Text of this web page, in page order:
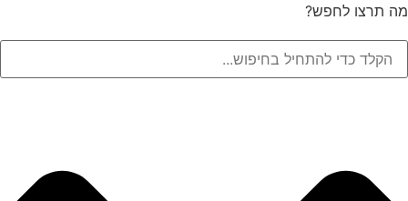
מה תרצו לחפש?